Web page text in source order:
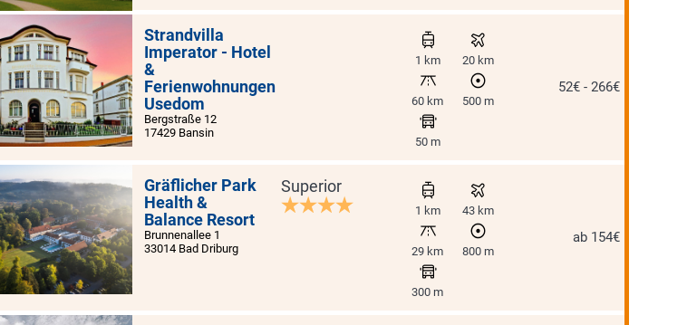
Strandvilla
Imperator - Hotel
&
Ferienwohnungen
Usedom
Bergstraße 12
17429 Bansin
1 km 20 km
60 km 500 m
50 m
52€ - 266€
Gräflicher Park
Health &
Balance Resort
Brunnenallee 1
33014 Bad Driburg
Superior
1 km 43 km
29 km 800 m
300 m
ab 154€